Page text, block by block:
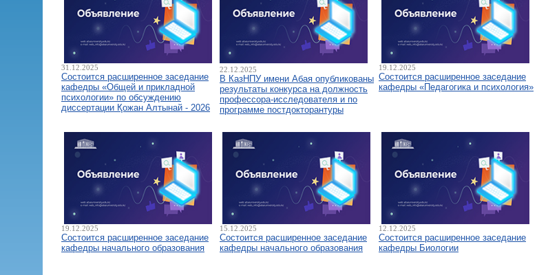
31.12.2025
Состоится расширенное заседание
кафедры «Общей и прикладной
психологии» по обсуждению
диссертации Қожан Алтынай - 2026
22.12.2025
В КазНПУ имени Абая опубликованы
результаты конкурса на должность
профессора-исследователя и по
программе постдокторантуры
19.12.2025
Состоится расширенное заседание
кафедры «Педагогика и психология»
19.12.2025
Состоится расширенное заседание
кафедры начального образования
15.12.2025
Состоится расширенное заседание
кафедры начального образования
12.12.2025
Состоится расширенное заседание
кафедры Биологии